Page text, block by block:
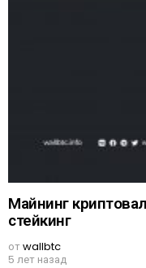
Майнинг
стейкинг
отwallbtc
5 лет назад